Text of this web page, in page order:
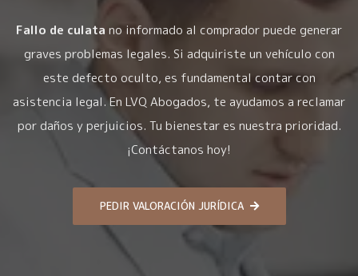
Fallo de culata no informado al comprador puede generar
graves problemas legales. Si adquiriste un vehículo con
este defecto oculto, es fundamental contar con
asistencia legal. En LVQ Abogados, te ayudamos a reclamar
por daños y perjuicios. Tu bienestar es nuestra prioridad.
¡Contáctanos hoy!
PEDIR VALORACIÓN JURÍDICA